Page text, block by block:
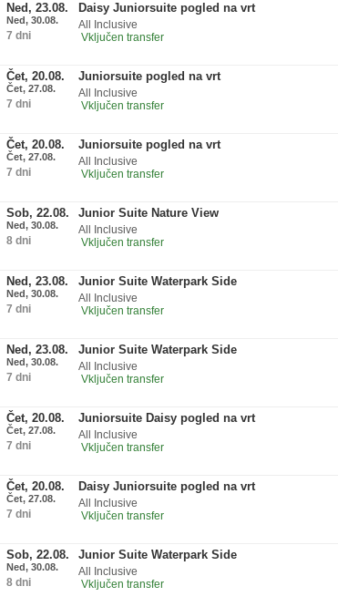
Ned, 23.08.
Ned, 30.08.
7 dni
Daisy Juniorsuite pogled na vrt
All Inclusive
Vključen transfer
Čet, 20.08.
Čet, 27.08.
7 dni
Juniorsuite pogled na vrt
All Inclusive
Vključen transfer
Čet, 20.08.
Čet, 27.08.
7 dni
Juniorsuite pogled na vrt
All Inclusive
Vključen transfer
Sob, 22.08.
Ned, 30.08.
8 dni
Junior Suite Nature View
All Inclusive
Vključen transfer
Ned, 23.08.
Ned, 30.08.
7 dni
Junior Suite Waterpark Side
All Inclusive
Vključen transfer
Ned, 23.08.
Ned, 30.08.
7 dni
Junior Suite Waterpark Side
All Inclusive
Vključen transfer
Čet, 20.08.
Čet, 27.08.
7 dni
Juniorsuite Daisy pogled na vrt
All Inclusive
Vključen transfer
Čet, 20.08.
Čet, 27.08.
7 dni
Daisy Juniorsuite pogled na vrt
All Inclusive
Vključen transfer
Sob, 22.08.
Ned, 30.08.
8 dni
Junior Suite Waterpark Side
All Inclusive
Vključen transfer